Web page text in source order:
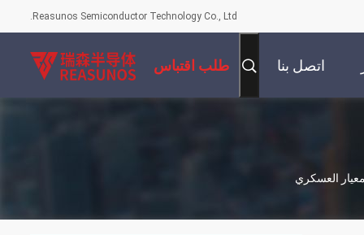
Reasunos Semiconductor Technology Co., Ltd.
اتصل بنا طلب اقتباس
العسكري